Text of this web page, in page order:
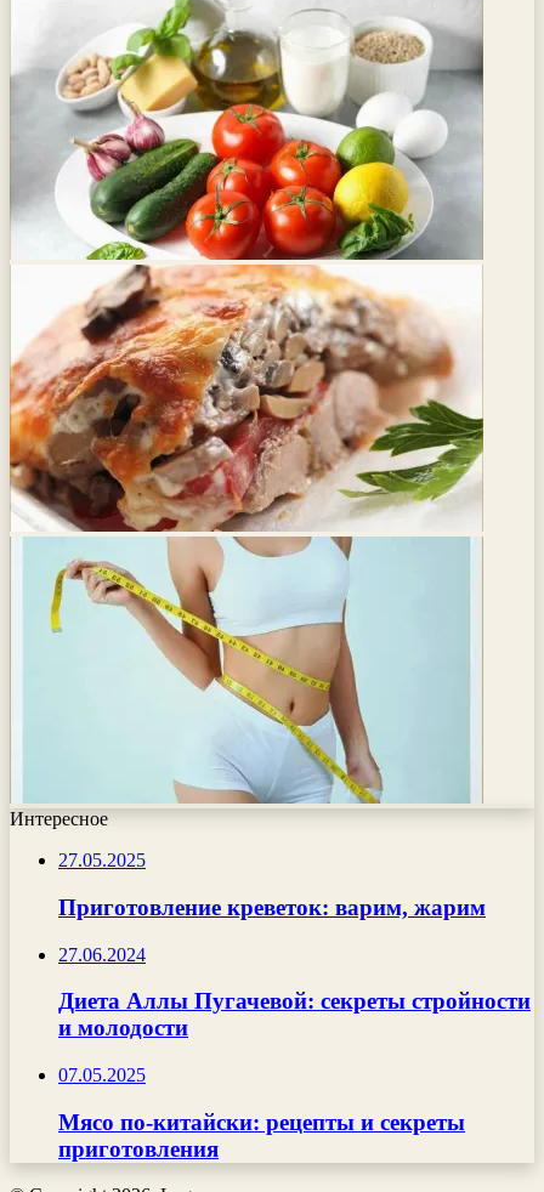
Интересное
27.05.2025
Приготовление креветок: варим, жарим
27.06.2024
Диета Аллы Пугачевой: секреты стройности
и молодости
07.05.2025
Мясо по-китайски: рецепты и секреты
приготовления